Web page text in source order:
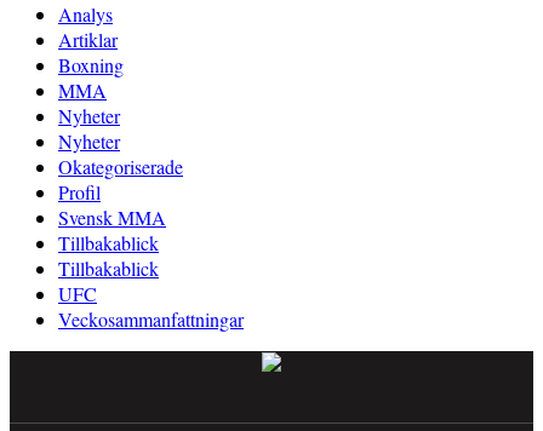
Analys
Artiklar
Boxning
MMA
Nyheter
Nyheter
Okategoriserade
Profil
Svensk MMA
Tillbakablick
Tillbakablick
UFC
Veckosammanfattningar